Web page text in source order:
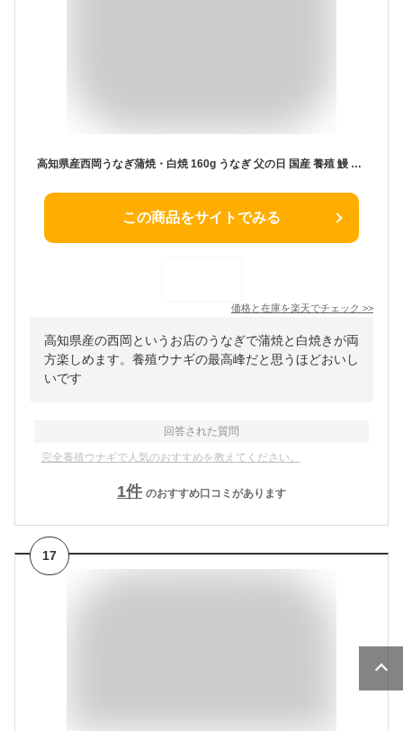
高知県産西岡うなぎ蒲焼・白焼 160g うなぎ 父の日 国産 養殖 鰻 ギフト 蒲焼き 白焼き タレ お祝い 誕生日 内祝い 男性 女性 プレゼント 国産鰻 国産うなぎ 取り寄せ 国産ウナギ うなぎ蒲焼 高知 美味しい おいしい ご飯 夕食 おつまみ 晩酌 お歳暮 高齢者 6000円
この商品をサイトでみる
価格と在庫を楽天でチェック >>
高知県産の西岡というお店のうなぎで蒲焼と白焼きが両
方楽しめます。養殖ウナギの最高峰だと思うほどおいし
いです
回答された質問
完全養殖ウナギで人気のおすすめを教えてください。
1件 のおすすめ口コミがあります
17